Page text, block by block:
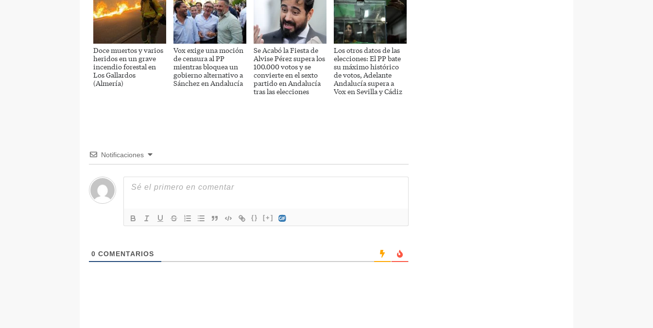
Doce muertos y varios
heridos en un grave
incendio forestal en
Los Gallardos
(Almería)
Vox exige una moción
de censura al PP
mientras bloquea un
gobierno alternativo a
Sánchez en Andalucía
Se Acabó la Fiesta de
Alvise Pérez supera los
100.000 votos y se
convierte en el sexto
partido en Andalucía
tras las elecciones
Los otros datos de las
elecciones: El PP bate
su máximo histórico
de votos, Adelante
Andalucía supera a
Vox en Sevilla y Cádiz
Notificaciones
{} [+]
0 COMENTARIOS